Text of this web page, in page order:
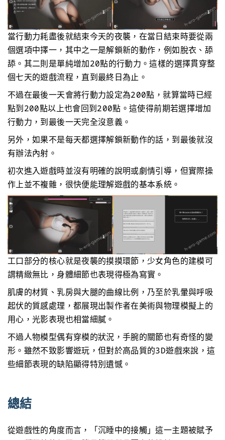
當行動力耗盡後就結束今天的夜襲，在當日結束時要從兩
個選項中擇一，其中之一是解鎖新的動作，例如脫衣、舔
舔。其二則是單純增加20點的行動力。這樣的選擇貫穿整
個七天的遊戲流程，直到最終日為止。
不過在最後一天會將行動力設定為200點，就算當時已經
點到200點以上也會回到200點。這使得前期若選擇增加
行動力，到最後一天完全沒意義。
另外，如果不是每天都選擇解鎖新動作的話，到最後就沒
有辦法內射。
初次進入遊戲時並沒有明確的說明或劇情引導，但實際操
作上並不複雜，很快便能理解遊戲的基本系統。
工口部分的核心就是夜襲的摸摸環節，少女角色的建模可
謂精緻無比，身體細節也表現得極為寫實。
肌膚的材質、乳房與大腿的曲線比例，乃至於乳暈與呼吸
起伏的質感處理，都展現出製作者在美術與物理模擬上的
用心，光影表現也相當細膩。
不過人物模型偶有穿模的狀況，手腕的關節也有奇怪的變
形。雖然不致影響遊玩，但對於高品質的3D遊戲來說，這
些細節表現的缺陷顯得特別遺憾。
總結
從遊戲性的角度而言，「沉睡中的接觸」這一主題被賦予